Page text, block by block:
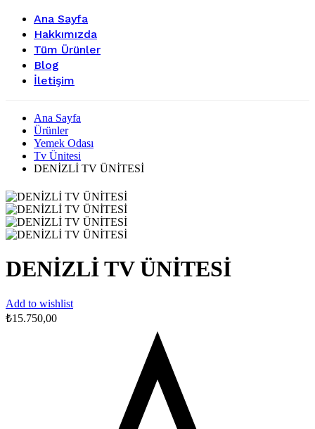
Ana Sayfa
Hakkımızda
Tüm Ürünler
Blog
İletişim
Ana Sayfa
Ürünler
Yemek Odası
Tv Ünitesi
DENİZLİ TV ÜNİTESİ
DENİZLİ TV ÜNİTESİ
Add to wishlist
₺15.750,00